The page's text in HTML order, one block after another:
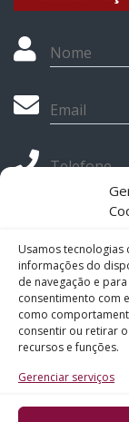
Usamos tecnologias
informações do
de navegação e
consentimento com
como
consentir ou retirar
recursos e funções.
Gerenciar serviços
Nome
Email
Telefone
Mensagem